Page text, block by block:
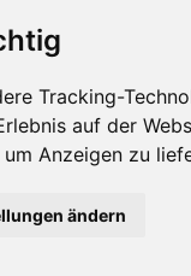
Tracking-
auf der
um Anzeigen zu
ändern